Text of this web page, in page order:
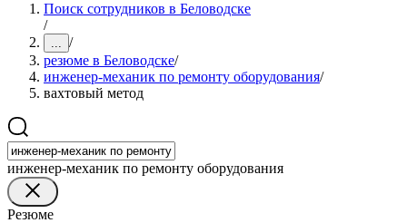
Поиск сотрудников в Беловодске
/
... /
резюме в Беловодске/
инженер-механик по ремонту оборудования/
вахтовый метод
инженер-механик по ремонту оборудования
Резюме